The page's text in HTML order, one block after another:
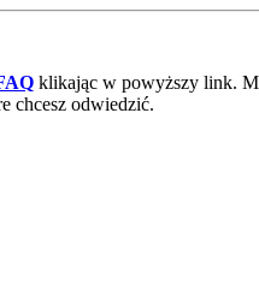
klikając w powyższy link.
chcesz odwiedzić.